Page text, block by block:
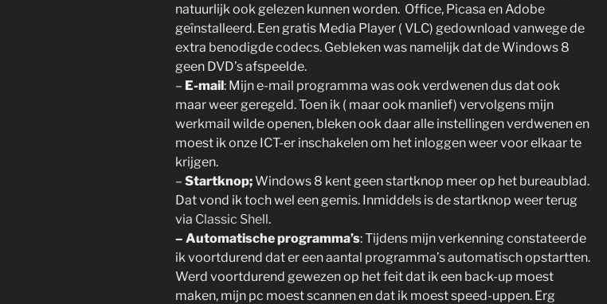
natuurlijk ook gelezen kunnen worden. Office, Picasa en Adobe
geînstalleerd. Een gratis Media Player ( VLC) gedownload vanwege de
extra benodigde codecs. Gebleken was namelijk dat de Windows 8
geen DVD’s afspeelde.
– E-mail: Mijn e-mail programma was ook verdwenen dus dat ook
maar weer geregeld. Toen ik ( maar ook manlief) vervolgens mijn
werkmail wilde openen, bleken ook daar alle instellingen verdwenen en
moest ik onze ICT-er inschakelen om het inloggen weer voor elkaar te
krijgen.
– Startknop;Windows 8 kent geen startknop meer op het bureaublad.
Dat vond ik toch wel een gemis. Inmiddels is de startknop weer terug
via Classic Shell.
– Automatische programma’s: Tijdens mijn verkenning constateerde
ik voortdurend dat er een aantal programma’s automatisch opstartten.
Werd voortdurend gewezen op het feit dat ik een back-up moest
maken, mijn pc moest scannen en dat ik moest speed-uppen. Erg